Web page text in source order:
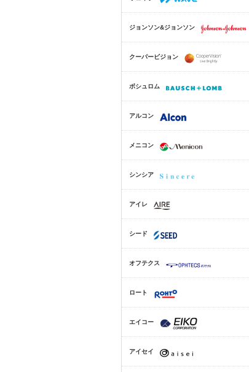
ジョンソン&ジョンソン
クーパービジョン
ボシュロム
アルコン
メニコン
シンシア
アイレ
シード
オフテクス
ロート
エイコー
アイセイ